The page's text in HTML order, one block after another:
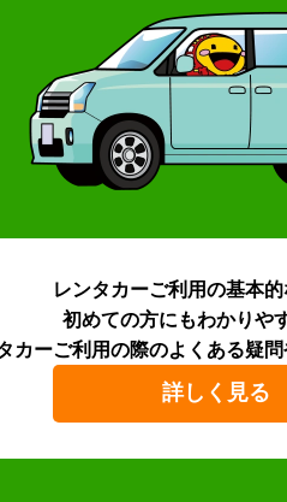
レンタカーご利用の基本
初めての方にもわかりや
カーご利用の際のよくある疑問
詳しく見る